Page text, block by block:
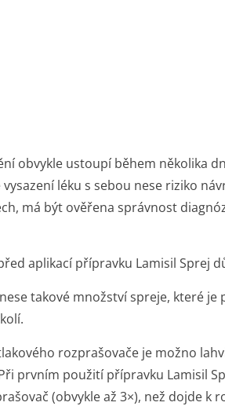
obvykle ustoupí během několika
léku s sebou nese riziko
má být ověřena správnost
aplikací přípravku Lamisil Sprej
takové množství spreje, které
rozprašovače je možno
prvním použití přípravku Lamisil
(obvykle až 3×), než dojde k